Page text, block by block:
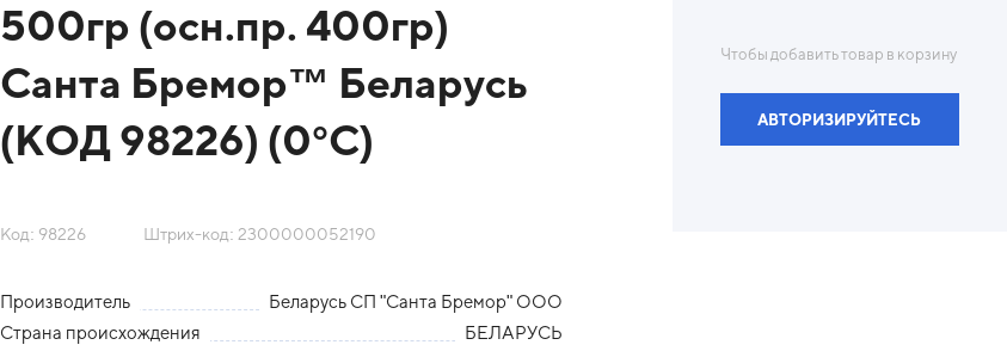
500гр (осн.пр. 400гр)
Санта Бремор™ Беларусь
(КОД 98226) (0°С)
Код: 98226 Штрих-код: 2300000052190
Производитель
Беларусь СП "Санта Бремор" ООО
Страна происхождения
БЕЛАРУСЬ
Чтобы добавить товар в корзину
АВТОРИЗИРУЙТЕСЬ